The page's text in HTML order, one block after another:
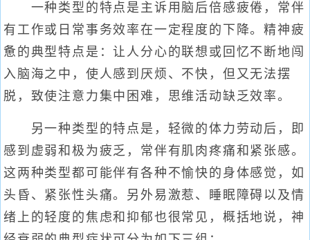
一种类型的特点是主诉用脑后倍感疲倦，常伴
有工作或日常事务效率在一定程度的下降。精神疲
惫的典型特点是：让人分心的联想或回忆不断地闯
入脑海之中，使人感到厌烦、不快，但又无法摆
脱，致使注意力集中困难，思维活动缺乏效率。
另一种类型的特点是，轻微的体力劳动后，即
感到虚弱和极为疲乏，常伴有肌肉疼痛和紧张感。
这两种类型都可能伴有各种不愉快的身体感觉，如
头昏、紧张性头痛。另外易激惹、睡眠障碍以及情
绪上的轻度的焦虑和抑郁也很常见，概括地说，神